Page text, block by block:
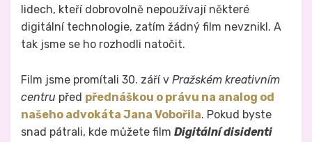
lidech, kteří dobrovolně nepoužívají některé
digitální technologie, zatím žádný film nevznikl. A
tak jsme se ho rozhodli natočit.
Film jsme promítali 30. září v Pražském kreativním
centru před přednáškou o právu na analog od
našeho advokáta Jana Vobořila. Pokud byste
snad pátrali, kde můžete film Digitální disidenti